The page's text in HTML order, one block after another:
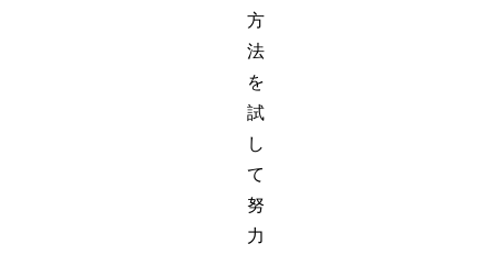
方
法
を
試
し
て
努
力